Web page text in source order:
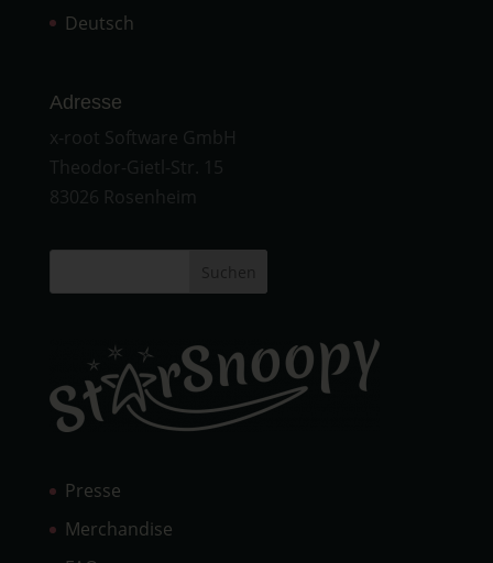
Deutsch
Adresse
x-root Software GmbH
Theodor-Gietl-Str. 15
83026 Rosenheim
Suchen
Presse
Merchandise